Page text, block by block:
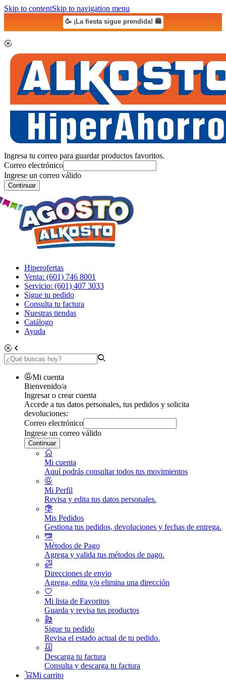
Skip to contentSkip to navigation menu
🥳 ¡La fiesta sigue prendida! 🛍️
Ingresa tu correo para guardar productos favoritos.
Correo electrónico
Ingrese un correo válido
Continuar
Hiperofertas
Venta: (601) 746 8001
Servicio: (601) 407 3033
Sigue tu pedido
Consulta tu factura
Nuestras tiendas
Catálogo
Ayuda
Mi cuenta
Bienvenido/a
Ingresar o crear cuenta
Accede a tus datos personales, tus pedidos y solicita
devoluciones:
Correo electrónico
Ingrese un correo válido
Continuar
Mi cuenta
Aquí podrás consultar todos tus movimientos
Mi Perfil
Revisa y edita tus datos personales.
Mis Pedidos
Gestiona tus pedidos, devoluciones y fechas de entrega.
Métodos de Pago
Agrega y valida tus métodos de pago.
Direcciones de envio
Agrega, edita y/o elimina una dirección
Mi lista de Favoritos
Guarda y revisa tus productos
Sigue tu pedido
Revisa el estado actual de tu pedido.
Descarga tu factura
Consulta y descarga tu factura
Mi carrito